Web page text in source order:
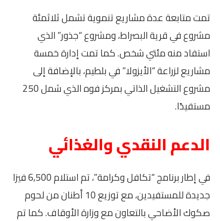
تمت متابعة عدة مشاريع تنموية تشمل ثلاثمئة
مشروع في قرية البصراط، ومشروع “جذور” الذي
استفاد منه مئتي شخص. كما تمت إدارة خمسة
مشاريع لزراعة “الأيزولا” في بلطيم، بالإضافة إلى
مشروع التشغيل الذاتي بمركز فوه الذي شمل 250
مستفيدًا.
الدعم النقدي والغذائي
في إطار برنامج “تكافل وكرامة”، تم استلام 6,500 فيزا
جديدة للمستفيدين، مع توزيع 10 أطنان من لحوم
صكوك الأضاحي بالتعاون مع وزارة الأوقاف. كما تم